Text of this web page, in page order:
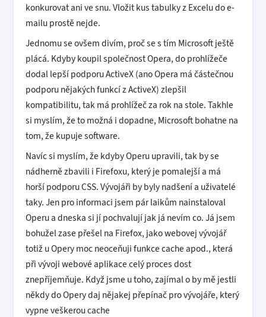
konkurovat ani ve snu. Vložit kus tabulky z Excelu do e-
mailu prostě nejde.
Jednomu se ovšem divím, proč se s tím Microsoft ještě
plácá. Kdyby koupil společnost Opera, do prohlížeče
dodal lepší podporu ActiveX (ano Opera má částečnou
podporu nějakých funkcí z ActiveX) zlepšil
kompatibilitu, tak má prohlížeč za rok na stole. Takhle
si myslím, že to možná i dopadne, Microsoft bohatne na
tom, že kupuje software.
Navíc si myslím, že kdyby Operu upravili, tak by se
nádherně zbavili i Firefoxu, který je pomalejší a má
horší podporu CSS. Vývojáři by byly nadšení a uživatelé
taky. Jen pro informaci jsem pár laikům nainstaloval
Operu a dneska si jí pochvalují jak já nevím co. Já jsem
bohužel zase přešel na Firefox, jako webovej vývojář
totiž u Opery moc neoceňuji funkce cache apod., která
při vývoji webové aplikace celý proces dost
znepříjemňuje. Když jsme u toho, zajímal o by mě jestli
někdy do Opery daj nějakej přepínač pro vývojáře, který
vypne veškerou cache